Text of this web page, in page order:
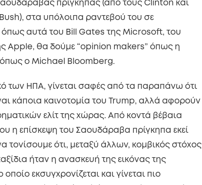
πρίγκηπας (από τους Clinton και
στα υπόλοιπα ραντεβού του σε
αυτά του Bill Gates της Microsoft, του
Apple, θα δούμε “opinion makers” όπως η
όπως ο Michael Bloomberg.
των ΗΠΑ, γίνεται σαφές από τα παραπάνω ότι
κάποια καινοτομία του Trump, αλλά αφορούν
ελίτ της χώρας. Από κοντά βέβαια
η επίσκεψη του Σαουδάραβα πρίγκηπα εκεί
τονίσουμε ότι, μεταξύ άλλων, κομβικός στόχος
ήταν η ανασκευή της εικόνας της
εκσυγχρονίζεται και γίνεται πιο